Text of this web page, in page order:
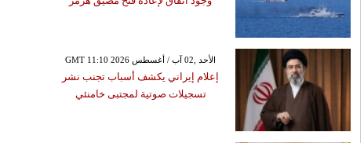
GMT 11:10 2026 الأحد ,02 آب / أغسطس
إعلام إيراني يكشف أسباب تجنب نشر
تسجيلات صوتية لمجتبى خامنئي